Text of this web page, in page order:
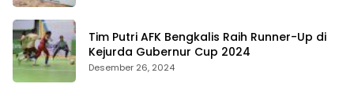
Tim Putri AFK Bengkalis Raih Runner-Up di
Kejurda Gubernur Cup 2024
Desember 26, 2024